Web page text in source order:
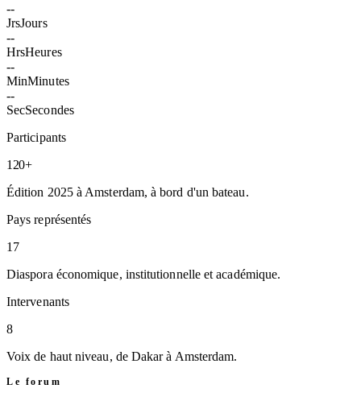
--
JrsJours
--
HrsHeures
--
MinMinutes
--
SecSecondes
Participants
120+
Édition 2025 à Amsterdam, à bord d'un bateau.
Pays représentés
17
Diaspora économique, institutionnelle et académique.
Intervenants
8
Voix de haut niveau, de Dakar à Amsterdam.
Le forum